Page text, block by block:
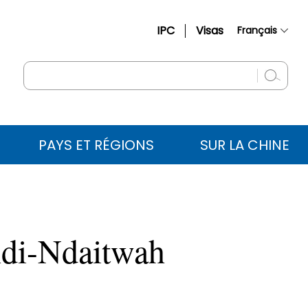
IPC Visas Français
English
عربي
PAYS ET RÉGIONS SUR LA CHINE
Ndaitwah